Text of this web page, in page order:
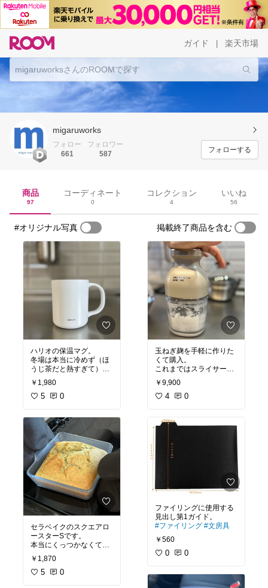
ガイド 楽天市場
migaruworks
フォロー
661
フォロワー
587
フォローする
商品
97
コーディネート
0
コレクション
4
いいね
56
#オリジナル写真 掲載終了商品を含む
ハリオの保温マグ。
冬場は本当に冷めず（ほ
うじ茶だと熱すぎて）お
蔵入りしていましたが、
最近ホットカフェラテに
使ったらちょうど良い温
軽くて持ちやすく、飲み
口が薄く口当たりも良い
のがお気に入り。
※外側のコーティングは
ややはがれやすいので、
扱いは優しく。
「失敗したかも…」と思
っていたけれど、ラテ派
にはぴったりのマグでし
#オリジナル写真
#買って
リオ
#HARIO
￥1,980
5 0
セラベイクのスクエアロ
ースターSです。
本当にくっつかなくて、
スルッと容器から離れま
#オリジナル写真
￥1,870
5 0
玉ねぎ麹を手軽に作りた
くて購入。
これまではスライサーで
人力ですっていたので、
作るのが億劫になってい
ました。が、これがあれ
大根おろしもふんわりで
#買ってよかった
#レコルト
#フードプロセ
ッサー
￥9,900
4 0
ファイリングに使用する
#ファイリング #文房具
￥560
0 0